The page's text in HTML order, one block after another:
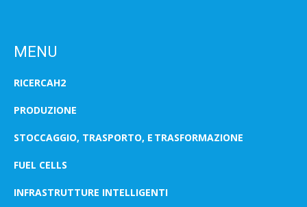
MENU
RICERCAH2
PRODUZIONE
STOCCAGGIO, TRASPORTO, E TRASFORMAZIONE
FUEL CELLS
INFRASTRUTTURE INTELLIGENTI